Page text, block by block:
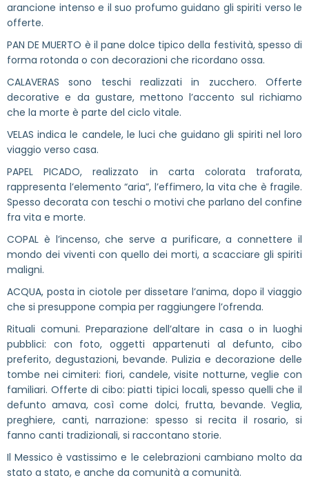
arancione intenso e il suo profumo guidano gli spiriti verso le
offerte.
PAN DE MUERTO è il pane dolce tipico della festività, spesso di
forma rotonda o con decorazioni che ricordano ossa.
CALAVERAS sono teschi realizzati in zucchero. Offerte
decorative e da gustare, mettono l’accento sul richiamo
che la morte è parte del ciclo vitale.
VELAS indica le candele, le luci che guidano gli spiriti nel loro
viaggio verso casa.
PAPEL PICADO, realizzato in carta colorata traforata,
rappresenta l’elemento “aria”, l’effimero, la vita che è fragile.
Spesso decorata con teschi o motivi che parlano del confine
fra vita e morte.
COPAL è l’incenso, che serve a purificare, a connettere il
mondo dei viventi con quello dei morti, a scacciare gli spiriti
maligni.
ACQUA, posta in ciotole per dissetare l’anima, dopo il viaggio
che si presuppone compia per raggiungere l’ofrenda.
Rituali comuni. Preparazione dell’altare in casa o in luoghi
pubblici: con foto, oggetti appartenuti al defunto, cibo
preferito, degustazioni, bevande. Pulizia e decorazione delle
tombe nei cimiteri: fiori, candele, visite notturne, veglie con
familiari. Offerte di cibo: piatti tipici locali, spesso quelli che il
defunto amava, così come dolci, frutta, bevande. Veglia,
preghiere, canti, narrazione: spesso si recita il rosario, si
fanno canti tradizionali, si raccontano storie.
Il Messico è vastissimo e le celebrazioni cambiano molto da
stato a stato, e anche da comunità a comunità.